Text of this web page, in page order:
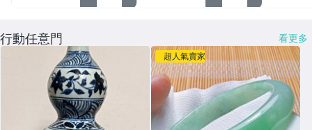
行動任意門 看更多
超人氣賣家